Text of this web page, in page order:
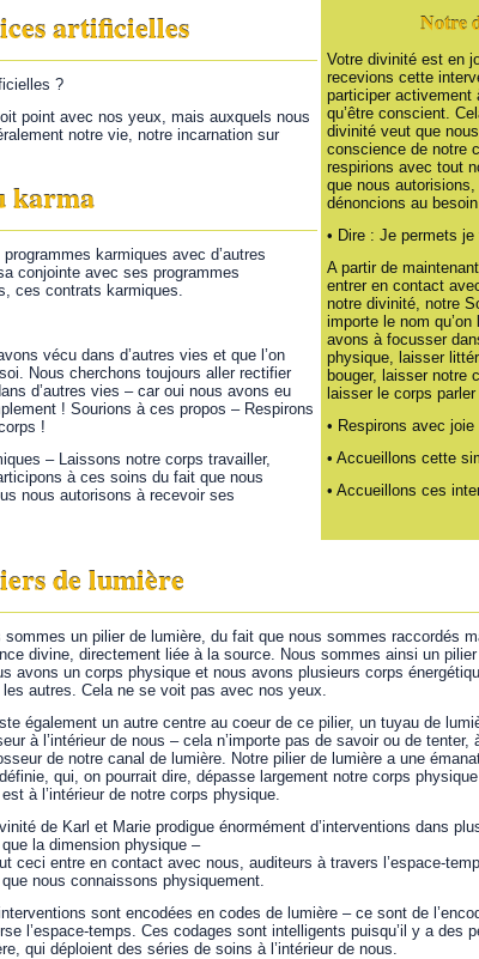
artificielles
?
point avec nos yeux, mais auxquels nous
notre vie, notre incarnation sur
karma
programmes karmiques avec d’autres
conjointe avec ses programmes
ces contrats karmiques.
vécu dans d’autres vies et que l’on
Nous cherchons toujours aller rectifier
d’autres vies – car oui nous avons eu
! Sourions à ces propos – Respirons
!
– Laissons notre corps travailler,
à ces soins du fait que nous
nous autorisons à recevoir ses
Notre
Votre divinité est en
recevions cette
participer activement
qu’être conscient.
divinité veut que
conscience de notre
respirions avec tout
que nous
dénoncions au
• Dire : Je permets je
A partir de
entrer en contact
notre divinité, notre
importe le nom qu’on
avons à focusser
physique, laisser
bouger, laisser notre
laisser le corps
• Respirons avec joie
• Accueillons cette
• Accueillons ces
de lumière
sommes un pilier de lumière, du fait que nous sommes raccordés
divine, directement liée à la source. Nous sommes ainsi un
avons un corps physique et nous avons plusieurs corps
les autres. Cela ne se voit pas avec nos yeux.
également un autre centre au coeur de ce pilier, un tuyau de
à l’intérieur de nous – cela n’importe pas de savoir ou de
de notre canal de lumière. Notre pilier de lumière a une
qui, on pourrait dire, dépasse largement notre corps
à l’intérieur de notre corps physique.
de Karl et Marie prodigue énormément d’interventions dans
la dimension physique –
ceci entre en contact avec nous, auditeurs à travers l’espace-
nous connaissons physiquement.
sont encodées en codes de lumière – ce sont de
l’espace-temps. Ces codages sont intelligents puisqu’il y a des
qui déploient des séries de soins à l’intérieur de nous.